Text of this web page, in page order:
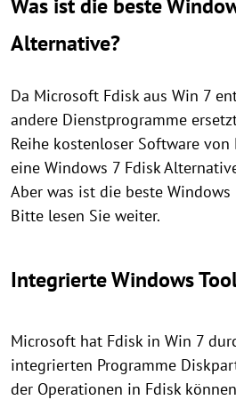
Was ist die beste
Alternative?
Da Microsoft Fdisk aus Win 7
andere Dienstprogramme
Reihe kostenloser Software
eine Windows 7 Fdisk
Aber was ist die beste
Bitte lesen Sie weiter.
Integrierte Windows
Microsoft hat Fdisk in Win 7
integrierten Programme
der Operationen in Fdisk